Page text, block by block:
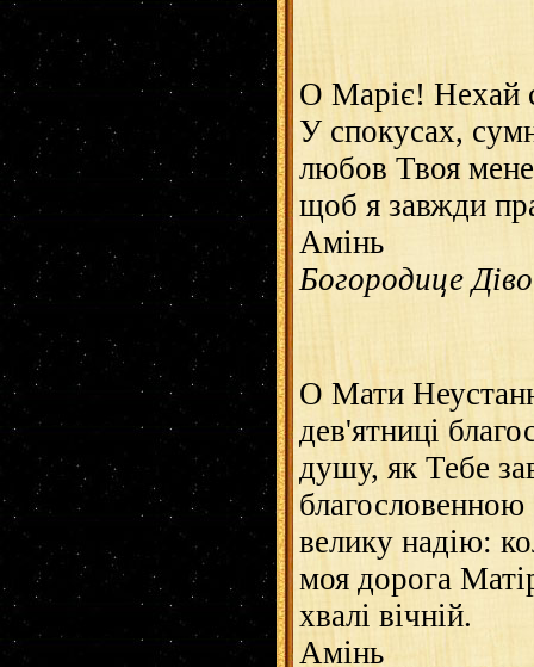
О Маріє! Нехай
У спокусах,
любов Твоя мене
щоб я завжди
Амінь
Богородице
О Мати
дев'ятниці
душу, як Тебе
велику надію:
моя дорога
хвалі вічній.
Амінь